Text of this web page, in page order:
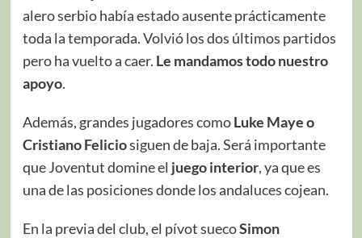
alero serbio había estado ausente prácticamente
toda la temporada. Volvió los dos últimos partidos
pero ha vuelto a caer. Le mandamos todo nuestro
apoyo.
Además, grandes jugadores comoLuke Maye o
Cristiano Feliciosiguen de baja. Será importante
que Joventut domine el juego interior, ya que es
una de las posiciones donde los andaluces cojean.
En la previa del club, el pívot suecoSimon